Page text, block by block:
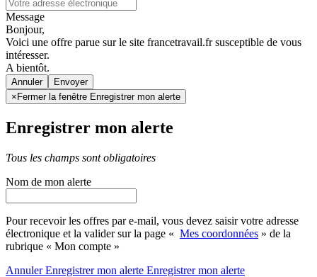
Message
Bonjour,
Voici une offre parue sur le site francetravail.fr susceptible de vous
intéresser.
A bientôt.
Annuler
× Fermer la fenêtre Enregistrer mon alerte
Enregistrer mon alerte
Tous les champs sont obligatoires
Nom de mon alerte
Pour recevoir les offres par e-mail, vous devez saisir votre adresse
électronique et la valider sur la page « Mes coordonnées » de la
rubrique « Mon compte »
AnnulerEnregistrer mon alerte Enregistrermon alerte